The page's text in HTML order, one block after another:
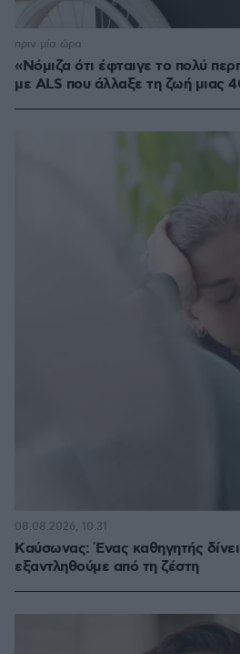
«Νόμιζα ότι έφταιγε το πολύ
με ALS που άλλαξε τη ζωή μιας
πριν μία ώρα
Kαύσωνας: Ένας καθηγητής
εξαντληθούμε από τη ζέστη
08.08.2026, 10:31